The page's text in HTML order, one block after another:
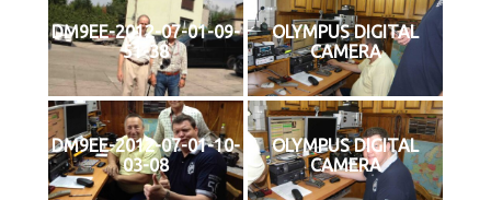
DM9EE-2012-07-01-09-
51-38
OLYMPUS DIGITAL
CAMERA
DM9EE-2012-07-01-10-
03-08
OLYMPUS DIGITAL
CAMERA